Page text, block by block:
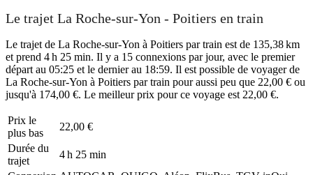
Le trajet La Roche-sur-Yon - Poitiers en train
Le trajet de La Roche-sur-Yon à Poitiers par train est de 135,38 km
et prend 4 h 25 min. Il y a 15 connexions par jour, avec le premier
départ au 05:25 et le dernier au 18:59. Il est possible de voyager de
La Roche-sur-Yon à Poitiers par train pour aussi peu que 22,00 € ou
jusqu'à 174,00 €. Le meilleur prix pour ce voyage est 22,00 €.
Prix ​​le
plus bas
22,00 €
Durée du
trajet
4 h 25 min